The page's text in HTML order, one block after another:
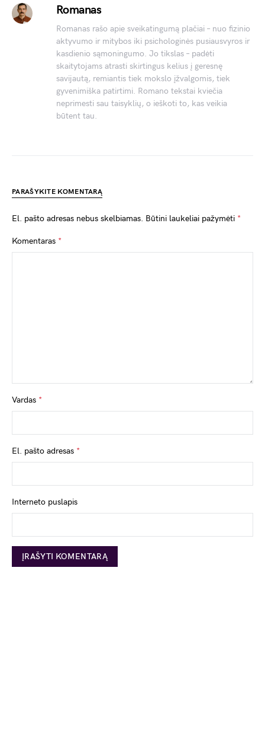
Romanas
Romanas rašo apie sveikatingumą plačiai – nuo fizinio
aktyvumo ir mitybos iki psichologinės pusiausvyros ir
kasdienio sąmoningumo. Jo tikslas – padėti
skaitytojams atrasti skirtingus kelius į geresnę
savijautą, remiantis tiek mokslo įžvalgomis, tiek
gyvenimiška patirtimi. Romano tekstai kviečia
neprimesti sau taisyklių, o ieškoti to, kas veikia
būtent tau.
PARAŠYKITE KOMENTARĄ
El. pašto adresas nebus skelbiamas. Būtini laukeliai pažymėti *
Komentaras *
Vardas *
El. pašto adresas *
Interneto puslapis